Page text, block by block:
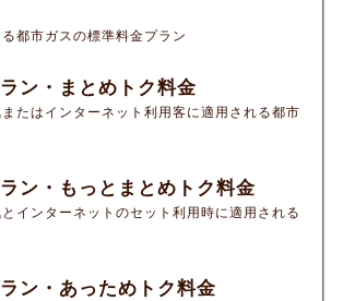
都市ガスの標準料金プラン
ン・まとめトク料金
たはインターネット利用客に適用される都市
ン・もっとまとめトク料金
インターネットのセット利用時に適用される
ン・あっためトク料金